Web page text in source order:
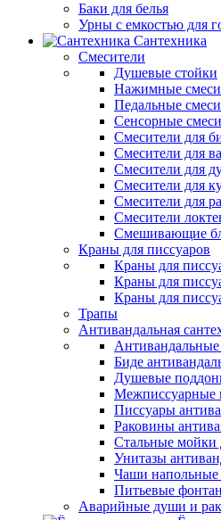
Баки для белья
Урны с емкостью для
Сантехника
Смесители
Душевые стойки
Нажимные
Педальные
Сенсорные
Смесители для
Смесители для
Смесители для
Смесители для
Смесители для
Смесители
Смешивающие
Краны для писсуаров
Краны для
Краны для
Краны для
Трапы
Антивандальная
Антивандальные
Биде
Душевые
Межписсуарные
Писсуары
Раковины
Стальные мойки
Унитазы
Чаши напольные
Питьевые
Аварийные души и